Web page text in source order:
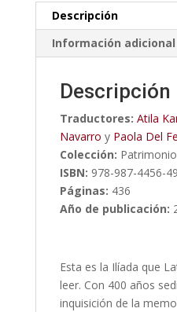
Descripción
Información adicional
Descripción
Traductores: Atila
Navarro y Paola Del
Colección:
ISBN: 978-987-4456-
Páginas: 436
Año de publicación:
Esta es la Ilíada que
leer. Con 400 años
inquisición de la